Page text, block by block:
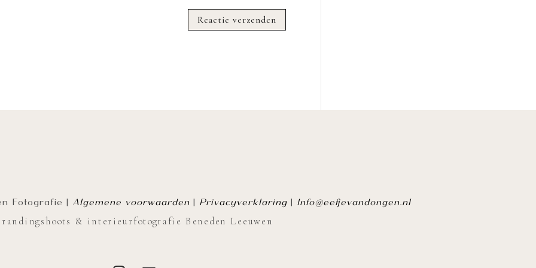
Fotografie | Algemene voorwaarden | Privacyverklaring | Info@eefjevandongen.nl
& interieurfotografie Beneden Leeuwen